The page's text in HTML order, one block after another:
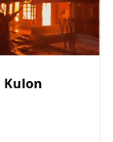
Kulon